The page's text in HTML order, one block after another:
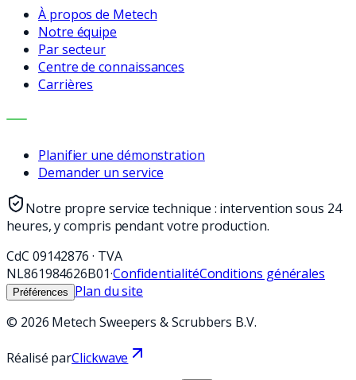
À propos de Metech
Notre équipe
Par secteur
Centre de connaissances
Carrières
CONTACT
Planifier une démonstration
Demander un service
Notre propre service technique : intervention sous 24
heures, y compris pendant votre production.
CdC 09142876 · TVA
NL861984626B01·ConfidentialitéConditions générales
Préférences
Plan du site
© 2026 Metech Sweepers & Scrubbers B.V.
Réalisé parClickwave